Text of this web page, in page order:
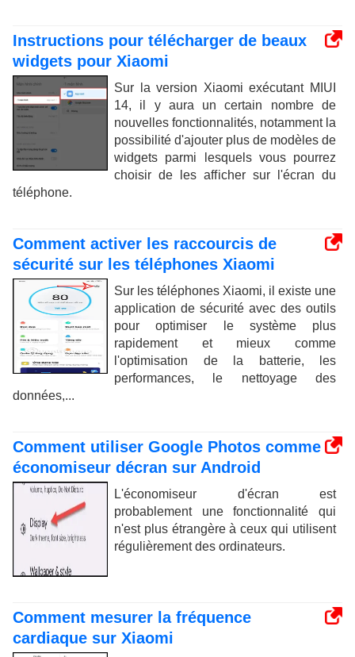
Instructions pour télécharger de beaux
widgets pour Xiaomi
Sur la version Xiaomi exécutant MIUI
14, il y aura un certain nombre de
nouvelles fonctionnalités, notamment la
possibilité d'ajouter plus de modèles de
widgets parmi lesquels vous pourrez
choisir de les afficher sur l'écran du
téléphone.
Comment activer les raccourcis de
sécurité sur les téléphones Xiaomi
Sur les téléphones Xiaomi, il existe une
application de sécurité avec des outils
pour optimiser le système plus
rapidement et mieux comme
l'optimisation de la batterie, les
performances, le nettoyage des
données,...
Comment utiliser Google Photos comme
économiseur décran sur Android
L'économiseur d'écran est
probablement une fonctionnalité qui
n'est plus étrangère à ceux qui utilisent
régulièrement des ordinateurs.
Comment mesurer la fréquence
cardiaque sur Xiaomi